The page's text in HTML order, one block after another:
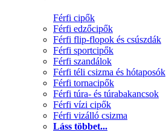
Férfi cipők
Férfi edzőcipők
Férfi flip-flopok és csúszdák
Férfi sportcipők
Férfi szandálok
Férfi téli csizma és hótaposók
Férfi tornacipők
Férfi túra- és túrabakancsok
Férfi vízi cipők
Férfi vizálló csizma
Láss többet...